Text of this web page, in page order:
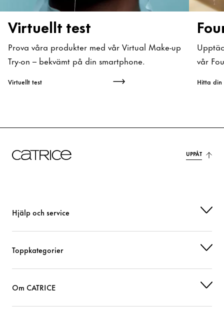
Virtuellt test
Prova våra produkter med vår Virtual Make-up
Try-on – bekvämt på din smartphone.
Virtuellt test
vår
Hitta
UPPÅT
Hjälp och service
Toppkategorier
Om CATRICE